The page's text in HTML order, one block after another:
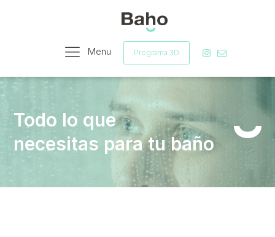
Menu Programa 3D
Todo lo que
necesitas para tu baño